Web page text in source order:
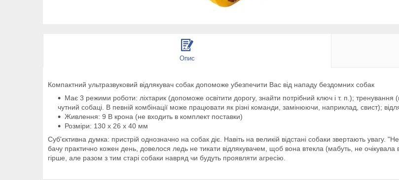
Опис
Компактний ультразвуковий відлякувач собак допоможе убезпечити Вас від нападу бездомних собак
Має 3 режими роботи: ліхтарик (допоможе освітити дорогу, знайти потрібний ключ і т. п.);
чутний собаці. В певній комбінації може працювати як різні команди, замінюючи, наприклад, свист);
Живлення: 9 В крона (не входить в комплект поставки)
Розміри: 130 х 26 х 40 мм
Суб'єктивна думка: пристрій однозначно на собак діє. Навіть на великій відстані собаки звертають увагу.
бачу практично кожен день, довелося ледь не тикати відлякувачем, щоб вона втекла (мабуть, не очікувала
гірше, але разом з тим старі собаки навряд чи будуть проявляти агресію.